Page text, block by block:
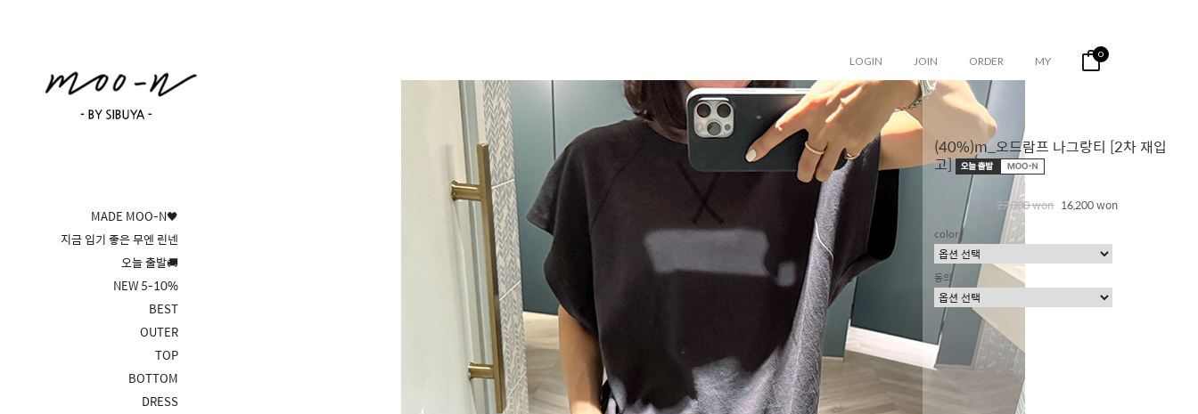
LOGIN JOIN ORDER MY 0
MADE MOO-N🖤
지금 입기 좋은 무엔 린넨
오늘 출발🚚
NEW 5-10%
BEST
OUTER
TOP
BOTTOM
DRESS
(40%)m_오드람프 나그랑티 [2차 재입
고]
27,000 won 16,200 won
color
동의